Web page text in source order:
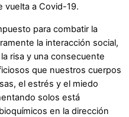
vuelta a Covid-19.
para combatir la
la interacción social,
risa y una consecuente
que nuestros cuerpos
el estrés y el miedo
solos está
en la dirección